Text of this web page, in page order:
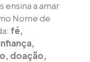
ensina a amar
Nome de
fé,
doação,